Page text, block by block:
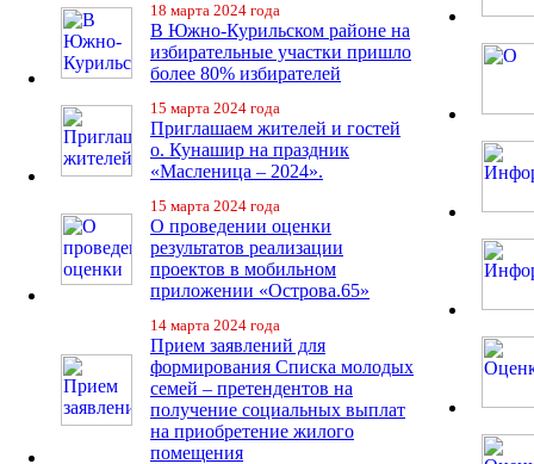
18 марта 2024 года
В Южно-Курильском районе на
избирательные участки пришло
более 80% избирателей
15 марта 2024 года
Приглашаем жителей и гостей
о. Кунашир на праздник
«Масленица – 2024».
15 марта 2024 года
О проведении оценки
результатов реализации
проектов в мобильном
приложении «Острова.65»
14 марта 2024 года
Прием заявлений для
формирования Списка молодых
семей – претендентов на
получение социальных выплат
на приобретение жилого
помещения